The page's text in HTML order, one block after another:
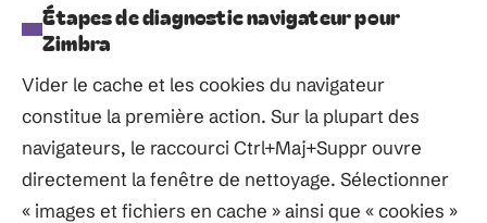
Étapes de diagnostic navigateur pour
Zimbra
Vider le cache et les cookies du navigateur
constitue la première action. Sur la plupart des
navigateurs, le raccourci Ctrl+Maj+Suppr ouvre
directement la fenêtre de nettoyage. Sélectionner
« images et fichiers en cache » ainsi que « cookies »